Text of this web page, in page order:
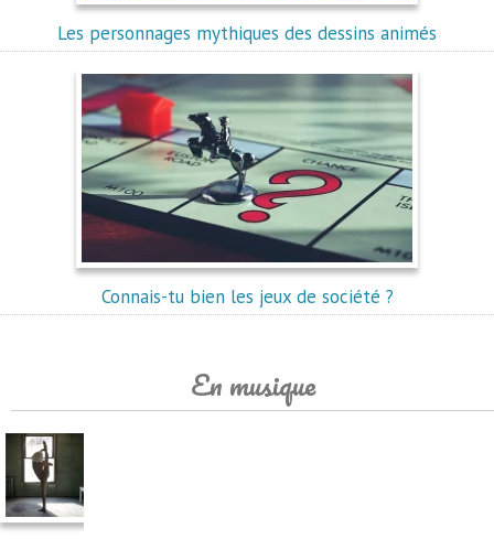
Les personnages mythiques des dessins animés
Connais-tu bien les jeux de société ?
En musique